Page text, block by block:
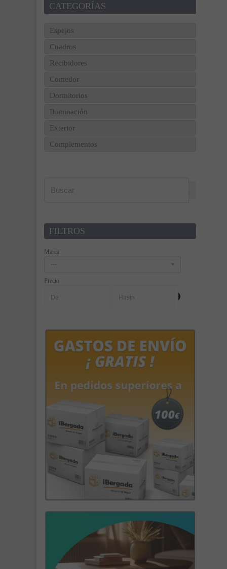
CATEGORÍAS
Espejos
Cuadros
Recibidores
Comedor
Dormitorios
Iluminación
Exterior
Complementos
FILTROS
Marca
---
Precio